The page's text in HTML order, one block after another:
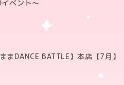
ベント～
まDANCE BATTLE】本店【7月】